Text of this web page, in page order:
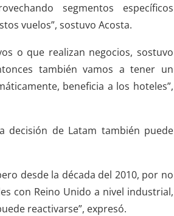
segmentos específicos
vuelos”, sostuvo Acosta.
o que realizan negocios, sostuvo
también vamos a tener un
beneficia a los hoteles”,
decisión de Latam también puede
desde la década del 2010, por no
con Reino Unido a nivel industrial,
reactivarse”, expresó.